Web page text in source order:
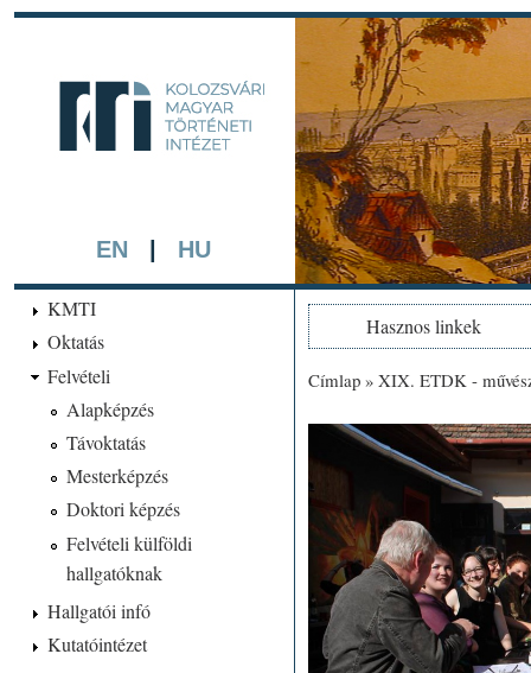
EN HU
A háttérben részlet a
készített színezett
KMTI
Oktatás
Felvételi
Alapképzés
Távoktatás
Mesterképzés
Doktori képzés
Felvételi külföldi
hallgatóknak
Hallgatói infó
Kutatóintézet
Hasznos linkek
Címlap »XIX. ETDK -